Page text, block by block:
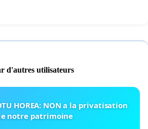
d'autres utilisateurs
HOREA: NON a la privatisation
notre patrimoine